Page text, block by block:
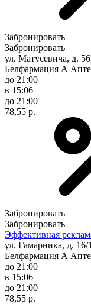
Забронировать
Забронировать
ул. Матусевича, д.
Белфармация А
до 21:00
в 15:06
до 21:00
78,55 р.
Забронировать
Забронировать
Эффективная
ул. Гамарника, д.
Белфармация А
до 21:00
в 15:06
до 21:00
78,55 р.